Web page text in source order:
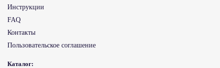
Инструкции
FAQ
Контакты
Пользовательское соглашение
Каталог: